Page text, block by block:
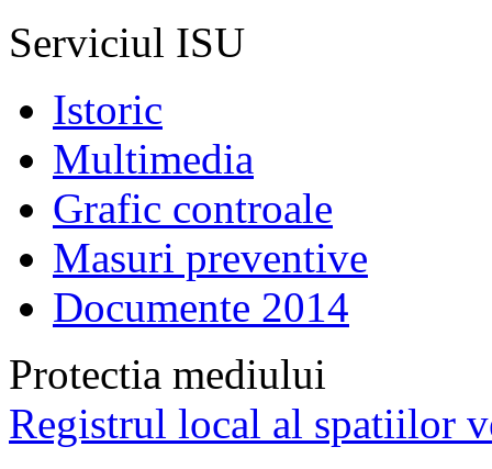
Serviciul ISU
Istoric
Multimedia
Grafic controale
Masuri preventive
Documente 2014
Protectia mediului
Registrul local al spatiilor